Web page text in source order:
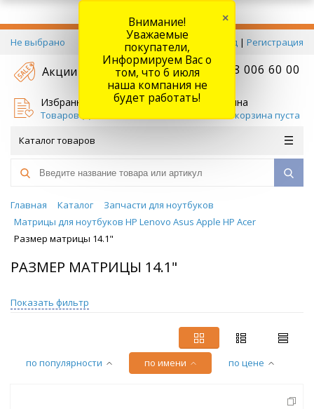
Не выбрано Вход | Регистрация
Акции +7 778 006 60 00
Избранное
Товаров (
Корзина
Ваша корзина пуста
Каталог товаров
Главная Каталог
Запчасти для ноутбуков
Матрицы для ноутбуков HP Lenovo Asus Apple HP Acer
Размер матрицы 14.1"
РАЗМЕР МАТРИЦЫ 14.1"
Показать фильтр
по популярности по имени по цене
Внимание!
Уважаемые
покупатели,
Информируем Вас о
том, что 6 июля
наша компания не
будет работать!
×